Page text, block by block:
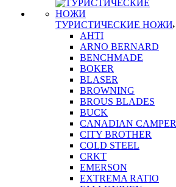
ТУРИСТИЧЕСКИЕ НОЖИ
AHTI
ARNO BERNARD
BENCHMADE
BOKER
BLASER
BROWNING
BROUS BLADES
BUCK
CANADIAN CAMPER
CITY BROTHER
COLD STEEL
CRKT
EMERSON
EXTREMA RATIO